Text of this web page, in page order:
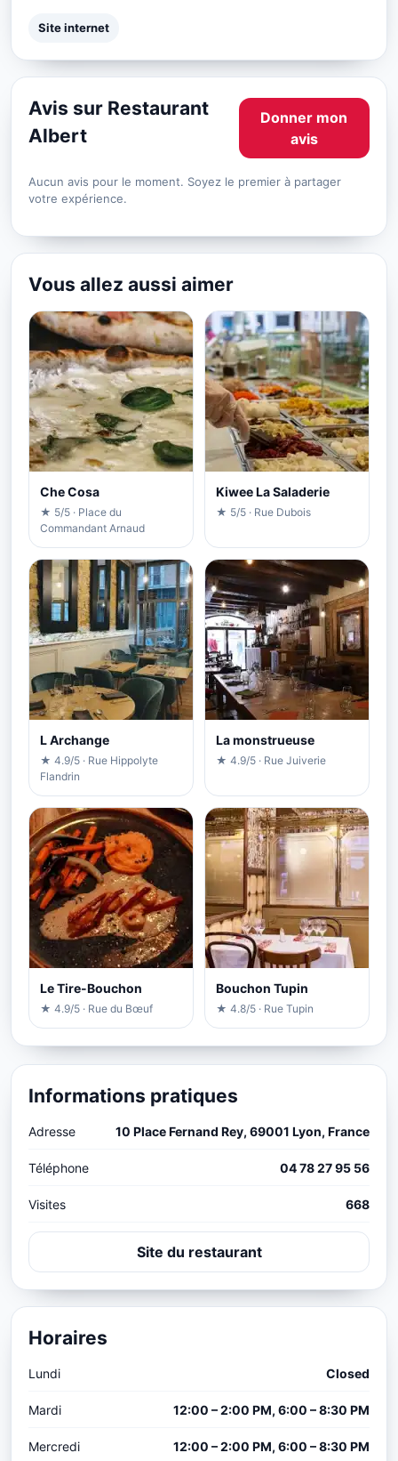
Site internet
Avis sur Restaurant
Albert
Donner mon
avis
Aucun avis pour le moment. Soyez le premier à partager
votre expérience.
Vous allez aussi aimer
Che Cosa
★ 5/5 · Place du
Commandant Arnaud
Kiwee La Saladerie
★ 5/5 · Rue Dubois
L Archange
★ 4.9/5 · Rue Hippolyte
Flandrin
La monstrueuse
★ 4.9/5 · Rue Juiverie
Le Tire-Bouchon
★ 4.9/5 · Rue du Bœuf
Bouchon Tupin
★ 4.8/5 · Rue Tupin
Informations pratiques
Adresse 10 Place Fernand Rey, 69001 Lyon, France
Téléphone 04 78 27 95 56
Visites 668
Site du restaurant
Horaires
Lundi Closed
Mardi 12:00 – 2:00 PM, 6:00 – 8:30 PM
Mercredi 12:00 – 2:00 PM, 6:00 – 8:30 PM